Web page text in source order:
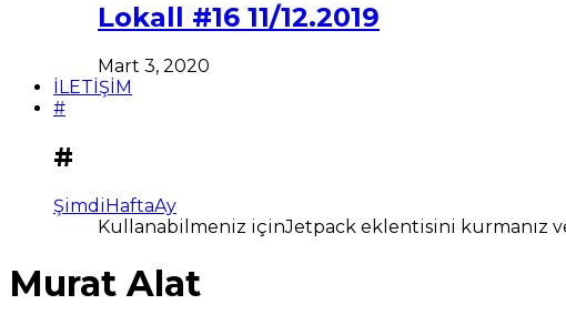
Lokall #16 11/12.2019
Mart 3, 2020
İLETİŞİM
#
#
ŞimdiHaftaAy
Kullanabilmeniz içinJetpack eklentisini kurmanız
Murat Alat